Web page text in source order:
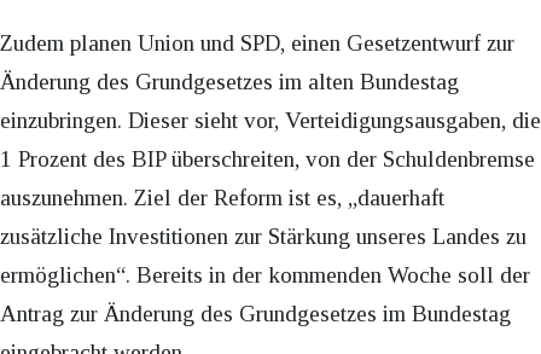
Zudem planen Union und SPD, einen Gesetzentwurf zur
Änderung des Grundgesetzes im alten Bundestag
einzubringen. Dieser sieht vor, Verteidigungsausgaben, die
1 Prozent des BIP überschreiten, von der Schuldenbremse
auszunehmen. Ziel der Reform ist es, „dauerhaft
zusätzliche Investitionen zur Stärkung unseres Landes zu
ermöglichen“. Bereits in der kommenden Woche soll der
Antrag zur Änderung des Grundgesetzes im Bundestag